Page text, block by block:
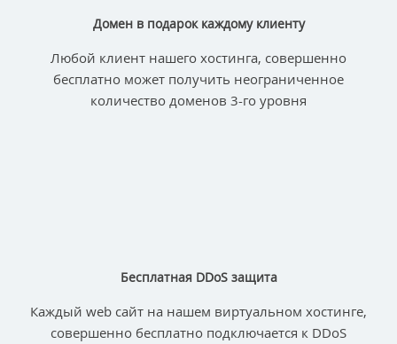
Домен в подарок каждому клиенту
Любой клиент нашего хостинга, совершенно
бесплатно может получить неограниченное
количество доменов 3-го уровня
Бесплатная DDoS защита
Каждый web сайт на нашем виртуальном хостинге,
совершенно бесплатно подключается к DDoS